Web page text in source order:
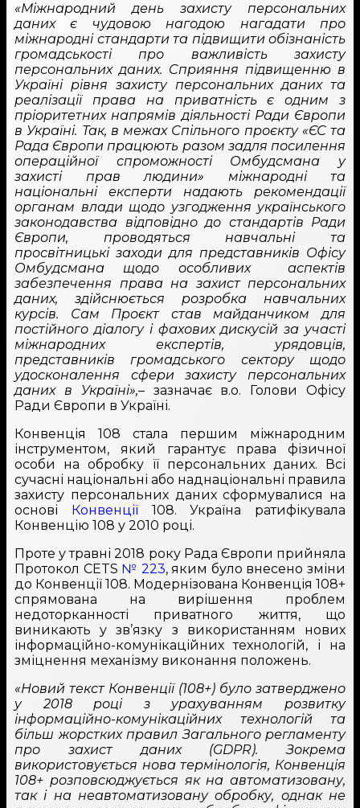
«Міжнародний день захисту персональних
даних є чудовою нагодою нагадати про
міжнародні стандарти та підвищити обізнаність
громадськості про важливість захисту
персональних даних. Cприяння підвищенню в
Україні рівня захисту персональних даних та
реалізації права на приватність є одним з
пріоритетних напрямів діяльності Ради Європи
в Україні. Так, в межах Спільного проєкту «ЄС та
Рада Європи працюють разом задля посилення
операційної спроможності Омбудсмана у
захисті прав людини» міжнародні та
національні експерти надають рекомендації
органам влади щодо узгодження українського
законодавства відповідно до стандартів Ради
Європи, проводяться навчальні та
просвітницькі заходи для представників Офісу
Омбудсмана щодо особливих аспектів
забезпечення права на захист персональних
даних, здійснюється розробка навчальних
курсів. Сам Проєкт став майданчиком для
постійного діалогу і фахових дискусій за участі
міжнародних експертів, урядовців,
представників громадського сектору щодо
удосконалення сфери захисту персональних
даних в Україні»,– зазначає в.о. Голови Офісу
Ради Європи в Україні.
Конвенція 108 стала першим міжнародним
інструментом, який гарантує права фізичної
особи на обробку її персональних даних. Всі
сучасні національні або наднаціональні правила
захисту персональних даних сформувалися на
основі
Конвенції108. Україна ратифікувала
Конвенцію 108 у 2010 році.
Проте у травні 2018 року Рада Європи прийняла
Протокол CETS № 223, яким було внесено зміни
до Конвенції 108. Модернізована Конвенція 108+
спрямована на вирішення проблем
недоторканності приватного життя, що
виникають у зв’язку з використанням нових
інформаційно-комунікаційних технологій, і на
зміцнення механізму виконання положень.
«Новий текст Конвенції (108+) було затверджено
у 2018 році з урахуванням розвитку
інформаційно-комунікаційних технологій та
більш жорстких правил Загального регламенту
про захист даних (GDPR). Зокрема
використовується нова термінологія, Конвенція
108+ розповсюджується як на автоматизовану,
так і на неавтоматизовану обробку, однак не